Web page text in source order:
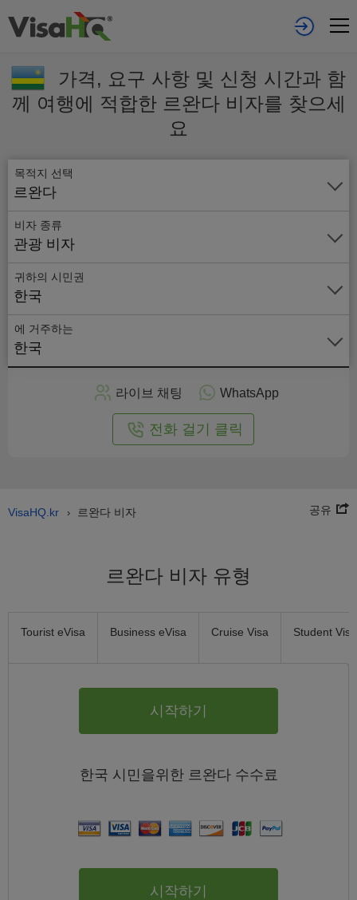
가격, 요구 사항 및 신청 시간과 함
께 여행에 적합한 르완다 비자를 찾으세
요
목적지 선택
르완다
비자 종류
관광 비자
귀하의 시민권
한국
에 거주하는
한국
온
라
인
라이브 채팅 WhatsApp
전화 걸기 클릭
VisaHQ.kr › 르완다 비자 공유
르완다 비자 유형
Tourist eVisa Business eVisa Cruise Visa Student Visa
시작하기
한국 시민을위한 르완다 수수료
시작하기